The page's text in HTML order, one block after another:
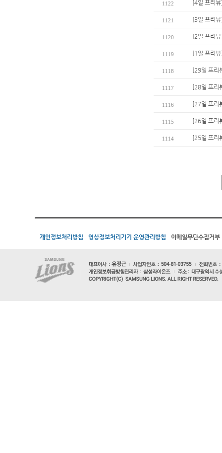
1122 [4일 프리
1121 [3일 프리
1120 [2일 프리
1119 [1일 프리
1118 [29일 프리
1117 [28일 프리
1116 [27일 프리
1115 [26일 프리
1114 [25일 프리
개인정보처리방침 영상정보처리기기 운영관리방침 이메일무단수집거부